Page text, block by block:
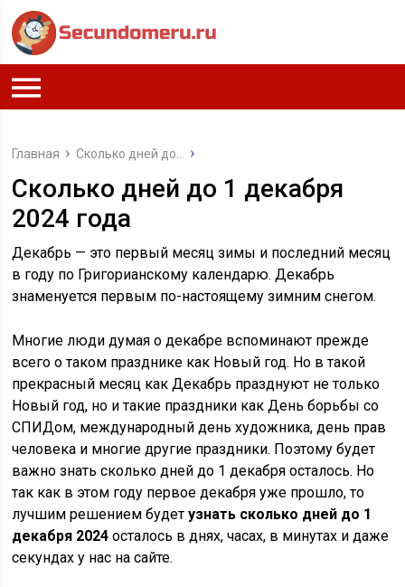
Главная Сколько дней до...
Сколько дней до 1 декабря
2024 года
Декабрь — это первый месяц зимы и последний месяц
в году по Григорианскому календарю. Декабрь
знаменуется первым по-настоящему зимним снегом.
Многие люди думая о декабре вспоминают прежде
всего о таком празднике как Новый год. Но в такой
прекрасный месяц как Декабрь празднуют не только
Новый год, но и такие праздники как День борьбы со
СПИДом, международный день художника, день прав
человека и многие другие праздники. Поэтому будет
важно знать сколько дней до 1 декабря осталось. Но
так как в этом году первое декабря уже прошло, то
лучшим решением будетузнать сколько дней до 1
декабря 2024 осталось в днях, часах, в минутах и даже
секундах у нас на сайте.